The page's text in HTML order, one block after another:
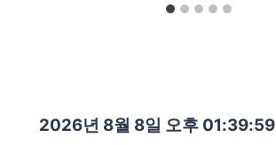
2026년 8월 8일 오후 01:40:00